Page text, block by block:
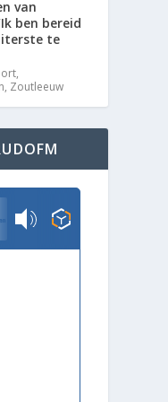
van
ben bereid
te
,
, Zoutleeuw
TrudoFM